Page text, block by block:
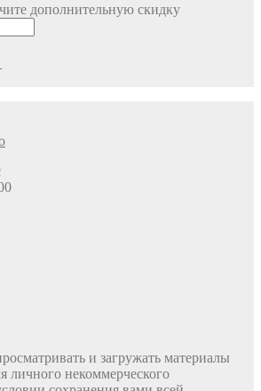
дополнительную скидку
и загружать материалы
личного некоммерческого